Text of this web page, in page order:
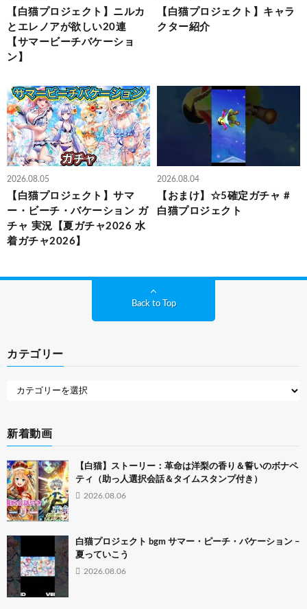
【白猫プロジェクト】ニルカ
とエレノアが欲しい20連
【サマービーチバケーショ
ン】
【白猫プロジェクト】キャラ
クター紹介
2026.08.05
【白猫プロジェクト】サマ
ー・ビーチ・バケーション ガ
チャ 実況【夏ガチャ2026 水
着ガチャ2026】
2026.08.04
【おまけ】☆5確定ガチャ #
白猫プロジェクト
Back to Top
カテゴリー
新着動画
【白猫】ストーリー：革命は洋梨の香り＆誓いのボナペ
ティ（助っ人選択会話＆タイムスタンプ付き）
2026.08.06
白猫プロジェクト bgm サマー・ピーチ・バケーション –
夏っていこう
2026.08.06